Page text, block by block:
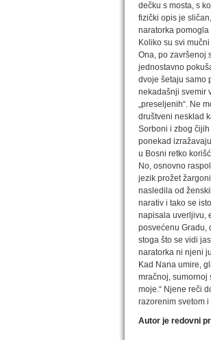
dečku s mosta, s
fizički opis je
naratorka
Koliko su svi
Ona, po završenoj
jednostavno
dvoje šetaju samo
nekadašnji svemir
„preseljenih“. Ne
društveni nesklad
Sorboni i zbog
ponekad
u Bosni retko
No, osnovno
jezik prožet
nasledila od
narativ i tako se
napisala uverljivu,
posvećenu Gradu,
stoga što se vidi
naratorka ni njeni
Kad Nana umire,
mračnoj, sumornoj
moje.“ Njene reči
razorenim svetom
Autor je redovni